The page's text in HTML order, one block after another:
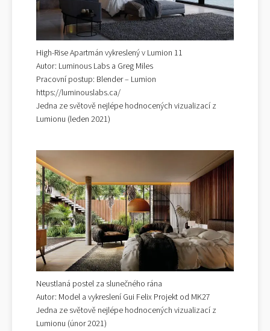
High-Rise Apartmán vykreslený v Lumion 11
Autor: Luminous Labs a Greg Miles
Pracovní postup: Blender – Lumion
https://luminouslabs.ca/
Jedna ze světově nejlépe hodnocených vizualizací z
Lumionu (leden 2021)
Neustlaná postel za slunečného rána
Autor: Model a vykreslení Gui Felix Projekt od MK27
Jedna ze světově nejlépe hodnocených vizualizací z
Lumionu (únor 2021)